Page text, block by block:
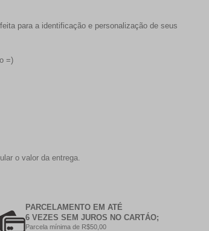
para a identificação e personalização de seus
=)
o valor da entrega.
PARCELAMENTO EM ATÉ
6 VEZES SEM JUROS NO CARTÁO;
Parcela mínima de R$50,00